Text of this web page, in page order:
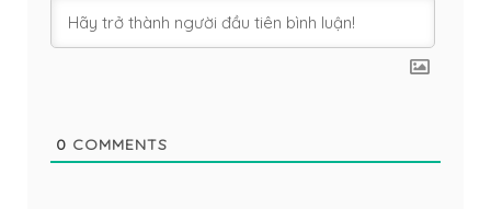
0 COMMENTS